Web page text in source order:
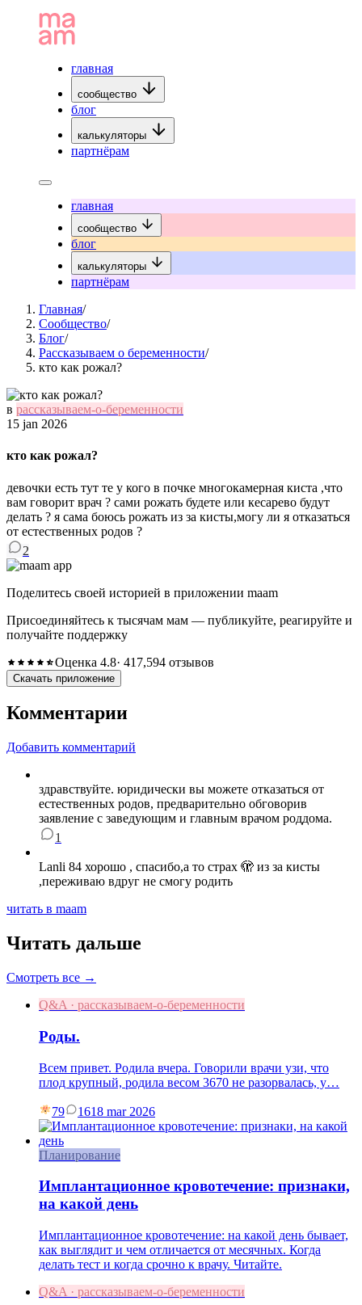
главная
сообщество
блог
калькуляторы
партнёрам
главная
сообщество
блог
калькуляторы
партнёрам
Главная/
Сообщество/
Блог/
Рассказываем о беременности/
кто как рожал?
в рассказываем-о-беременности
15 jan 2026
кто как рожал?
девочки есть тут те у кого в почке многокамерная киста ,что
вам говорит врач ? сами рожать будете или кесарево будут
делать ? я сама боюсь рожать из за кисты,могу ли я отказаться
от естественных родов ?
2
Поделитесь своей историей в приложении maam
Присоединяйтесь к тысячам мам — публикуйте, реагируйте и
получайте поддержку
Оценка 4.8· 417,594 отзывов
Скачать приложение
Комментарии
Добавить комментарий
здравствуйте. юридически вы можете отказаться от
естественных родов, предварительно обговорив
заявление с заведующим и главным врачом роддома.
1
Lanli 84 хорошо , спасибо,а то страх 🫣 из за кисты
,переживаю вдруг не смогу родить
читать в maam
Читать дальше
Смотреть все →
Q&A · рассказываем-о-беременности
Роды.
Всем привет. Родила вчера. Говорили врачи узи, что
плод крупный, родила весом 3670 не разорвалась, у…
79 1618 mar 2026
Планирование
Имплантационное кровотечение: признаки,
на какой день
Имплантационное кровотечение: на какой день бывает,
как выглядит и чем отличается от месячных. Когда
делать тест и когда срочно к врачу. Читайте.
Q&A · рассказываем-о-беременности